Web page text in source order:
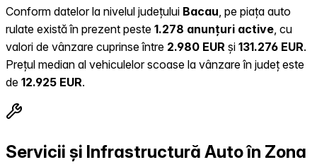
Conform datelor la nivelul județului Bacau , pe piața auto
rulate există în prezent peste 1.278 anunțuri active , cu
valori de vânzare cuprinse între 2.980 EUR și 131.276 EUR.
Prețul median al vehiculelor scoase la vânzare în județ este
de 12.925 EUR.
Servicii și Infrastructură Auto în Zona